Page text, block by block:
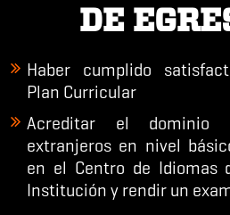
DE
Haber cumplido
Plan Curricular
Acreditar el dominio
extranjeros en nivel
en el Centro de Idiomas
Institución y rendir un